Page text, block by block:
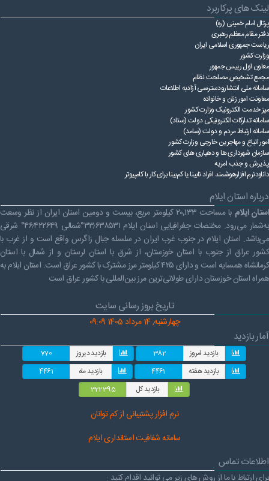
لینک های پرکاربرد
پرتال امام خمینی (ره)
دفتر مقام معظم رهبری
ریاست ‌جمهوری اسلامی ایران
وزارت کشور
معاون اول رییس جمهور
مجمع تشخیص مصلحت نظام
سامانه ملی انتشارودسترسی آزادبه اطلاعات
معاونت امور زنان و خانواده
میز خدمت الکترونیک وزارت کشور
سامانه تدارکات الکترونیکی دولت (ستاد)
سامانه ارتباط مردم و دولت (سامد)
امور اتباع و مهاجرین خارجی وزارت کشور
سازمان شهرداری ها و دهیاری های کشور
پذیرش و جذب امریه
دانلودنرم افزارهوشمند افراد نابینا یا کم‌بینا برای کار با کامپیوتر
درباره استان ایلام
استان ایلام
با مساحت ۲۰٬۱۳۳ کیلومتر مربع، بیست و دومین استان ایران از نظر وسعت
به‌شمار می‌رود. مختصات جغرافیایی استان ایلام ۳۳٫۶۳۸۵۳۱°شمالی ۴۶٫۴۲۲۶۴۹° شرقی
می‌باشد. استان ایلام در جنوب غرب ایران در سلسله جبال زاگرس واقع است و از غرب با
کشور عراق از جنوب با استان خوزستان، از شرق با استان لرستان و از شمال با استان
کرمانشاه همسایه است و دارای ۴۲۵ کیلومتر مرز مشترک با کشور عراق است. استان ایلام به
همراه استان خوزستان دارای طولانی‌ترین مرز بین‌المللی با کشور عراق است
تاریخ بروز رسانی سایت
چهارشنبه, 14 مرداد 1405 09:09
آمار بازدید
بازدید امروز 382 بازدید دیروز
770
بازدید هفته
4461 بازدید ماه
4461
بازدید کل
322395
نرم افزار پشتیبانی از کم توانان
سامانه شفافیت استانداری ایلام
اطلاعات تماس
برای ارتباط با ما از روش های زیر می توانید اقدام کنید :